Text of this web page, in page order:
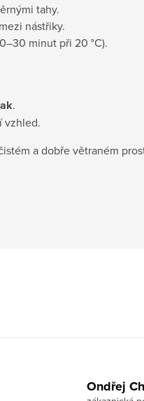
tahy.
nástřiky.
minut při 20 °C).
.
vzhled.
a dobře větraném
Ondřej